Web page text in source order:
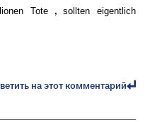
Tote , sollten eigentlich
на этот комментарий